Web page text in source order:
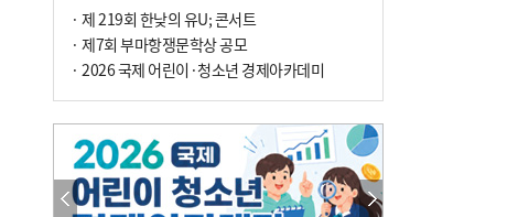
· 제 219회 한낮의 유U; 콘서트
· 제7회 부마항쟁문학상 공모
· 2026 국제 어린이·청소년 경제아카데미